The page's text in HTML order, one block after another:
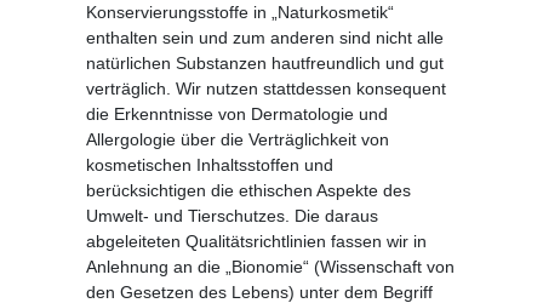
Konservierungsstoffe in „Naturkosmetik“
enthalten sein und zum anderen sind nicht alle
natürlichen Substanzen hautfreundlich und gut
verträglich. Wir nutzen stattdessen konsequent
die Erkenntnisse von Dermatologie und
Allergologie über die Verträglichkeit von
kosmetischen Inhaltsstoffen und
berücksichtigen die ethischen Aspekte des
Umwelt- und Tierschutzes. Die daraus
abgeleiteten Qualitätsrichtlinien fassen wir in
Anlehnung an die „Bionomie“ (Wissenschaft von
den Gesetzen des Lebens) unter dem Begriff